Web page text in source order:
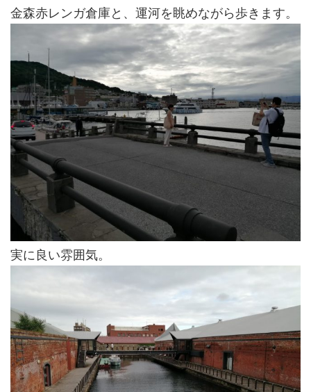
金森赤レンガ倉庫と、運河を眺めながら歩きます。
実に良い雰囲気。